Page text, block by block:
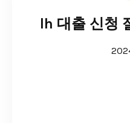
lh 대출 신청